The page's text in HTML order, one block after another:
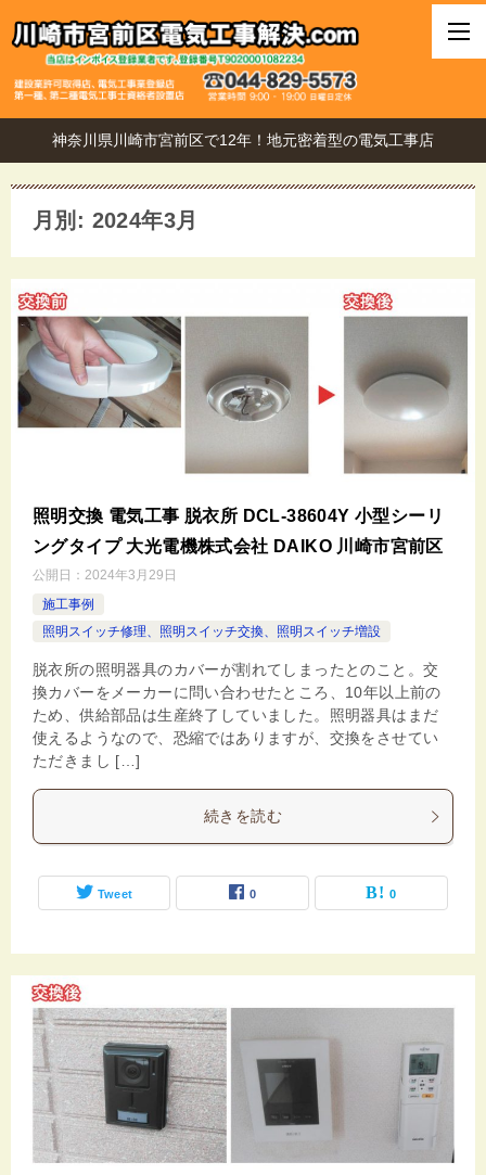
神奈川県川崎市宮前区で12年！地元密着型の電気工事店
月別: 2024年3月
照明交換 電気工事 脱衣所 DCL-38604Y 小型シーリ
ングタイプ 大光電機株式会社 DAIKO 川崎市宮前区
公開日： 2024年3月29日
施工事例
照明スイッチ修理、照明スイッチ交換、照明スイッチ増設
脱衣所の照明器具のカバーが割れてしまったとのこと。交
換カバーをメーカーに問い合わせたところ、10年以上前の
ため、供給部品は生産終了していました。照明器具はまだ
使えるようなので、恐縮ではありますが、交換をさせてい
ただきまし […]
続きを読む
Tweet 0 0